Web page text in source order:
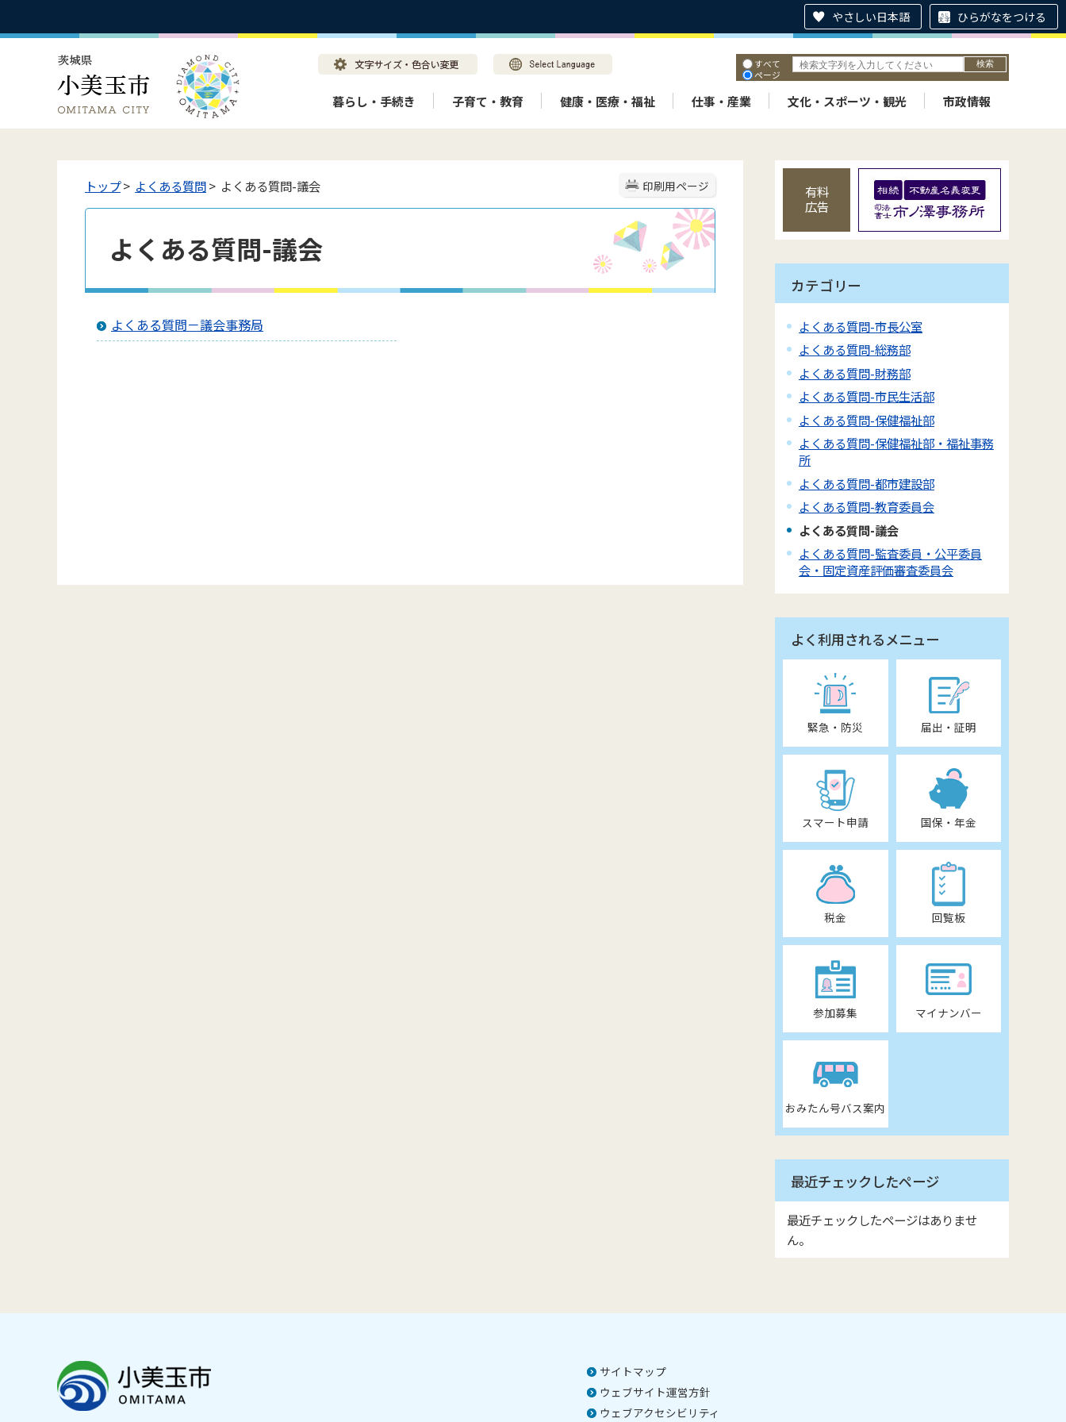
やさしい日本語 ひらがなをつける
すべて
ページ
暮らし・手続き 子育て・教育 健康・医療・福祉 仕事・産業 文化・スポーツ・観光 市政情報
印刷用ページ
トップ> よくある質問> よくある質問-議会
よくある質問-議会
よくある質問－議会事務局
有料
広告
カテゴリー
よくある質問-市長公室
よくある質問-総務部
よくある質問-財務部
よくある質問-市民生活部
よくある質問-保健福祉部
よくある質問-保健福祉部・福祉事務
所
よくある質問-都市建設部
よくある質問-教育委員会
よくある質問-議会
よくある質問-監査委員・公平委員
会・固定資産評価審査委員会
よく利用されるメニュー
緊急・防災 届出・証明
スマート申請 国保・年金
税金 回覧板
参加募集 マイナンバー
おみたん号バス案内
最近チェックしたページ
最近チェックしたページはありませ
ん。
サイトマップ
ウェブサイト運営方針
ウェブアクセシビリティ